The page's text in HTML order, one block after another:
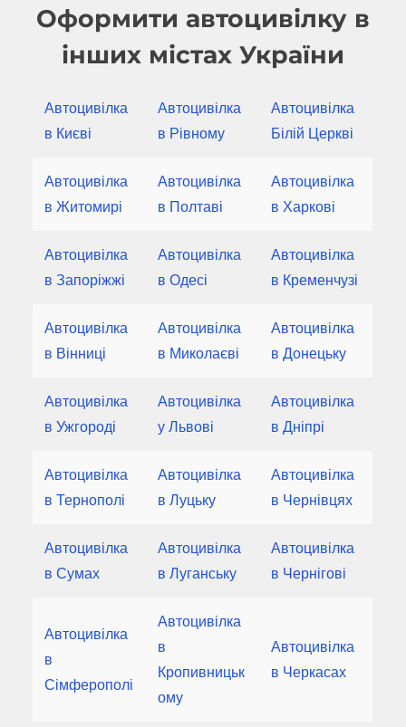
Оформити автоцивілку в
інших містах України
Автоцивілка
в Києві
Автоцивілка
в Рівному
Автоцивілка
Білій Церкві
Автоцивілка
в Житомирі
Автоцивілка
в Полтаві
Автоцивілка
в Харкові
Автоцивілка
в Запоріжжі
Автоцивілка
в Одесі
Автоцивілка
в Кременчузі
Автоцивілка
в Вінниці
Автоцивілка
в Миколаєві
Автоцивілка
в Донецьку
Автоцивілка
в Ужгороді
Автоцивілка
у Львові
Автоцивілка
в Дніпрі
Автоцивілка
в Тернополі
Автоцивілка
в Луцьку
Автоцивілка
в Чернівцях
Автоцивілка
в Сумах
Автоцивілка
в Луганську
Автоцивілка
в Чернігові
Автоцивілка
в
Сімферополі
Автоцивілка
в
Кропивницьк
ому
Автоцивілка
в Черкасах